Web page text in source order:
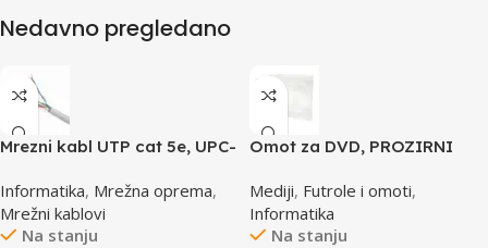
Nedavno pregledano
Mrezni kabl UTP cat 5e, UPC-
Informatika, Mrežna oprema,
Mrežni kablovi
Na stanju
Omot za DVD, PROZIRNI
Mediji, Futrole i omoti,
Informatika
Na stanju